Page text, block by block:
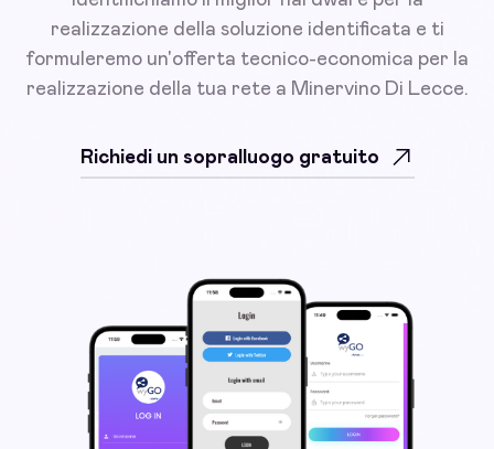
realizzazione della soluzione identificata e ti
formuleremo un'offerta tecnico-economica per la
realizzazione della tua rete a Minervino Di Lecce.
Richiedi un sopralluogo gratuito